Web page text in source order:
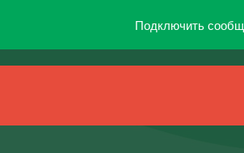
Подключить